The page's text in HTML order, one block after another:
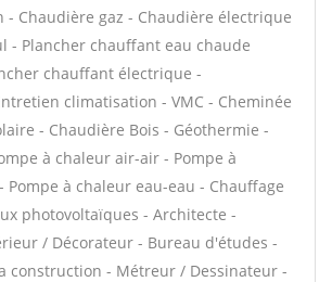
- Chaudière gaz - Chaudière électrique
- Plancher chauffant eau chaude
chauffant électrique -
climatisation - VMC - Cheminée
- Chaudière Bois - Géothermie -
à chaleur air-air - Pompe à
Pompe à chaleur eau-eau - Chauffage
photovoltaïques - Architecte -
/ Décorateur - Bureau d'études -
construction - Métreur / Dessinateur -